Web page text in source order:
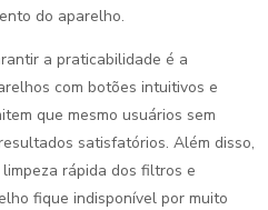
do aparelho.
a praticabilidade é a
com botões intuitivos e
que mesmo usuários sem
satisfatórios. Além disso,
rápida dos filtros e
fique indisponível por muito